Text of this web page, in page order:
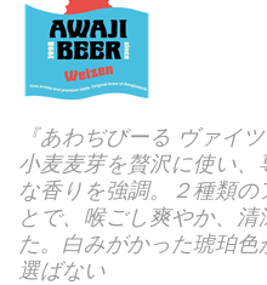
『あわぢびーる ヴァイツ
小麦麦芽を贅沢に使い
な香りを強調。２種類
とで、喉ごし爽やか、
た。白みがかった琥珀
選ばない